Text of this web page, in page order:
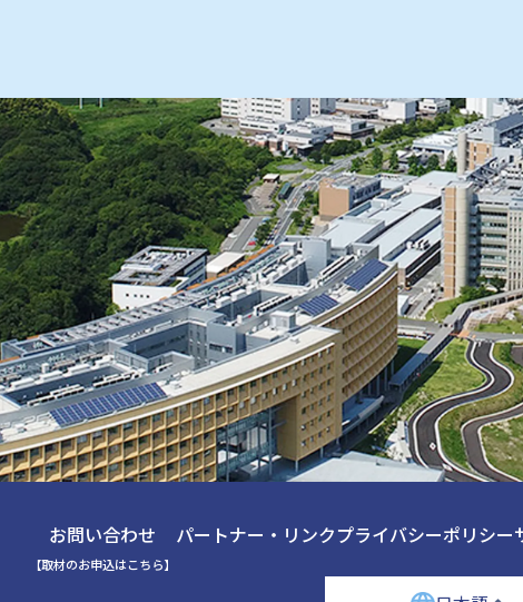
お問い合わせ
【取材のお申込はこちら】
パートナー・リンクプライバシーポリシー